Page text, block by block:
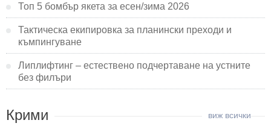
Топ 5 бомбър якета за есен/зима 2026
Тактическа екипировка за планински преходи и
къмпингуване
Липлифтинг – естествено подчертаване на устните
без филъри
Крими